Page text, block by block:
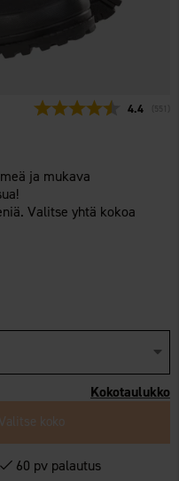
4.4 äänet:
551
ja mukava
Valitse yhtä kokoa
Kokotaulukko
Valitse koko
60 pv palautus